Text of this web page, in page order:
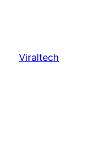
Viraltech